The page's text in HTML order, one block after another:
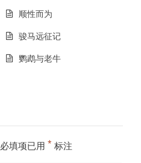
顺性而为
骏马远征记
鹦鹉与老牛
必填项已用 * 标注